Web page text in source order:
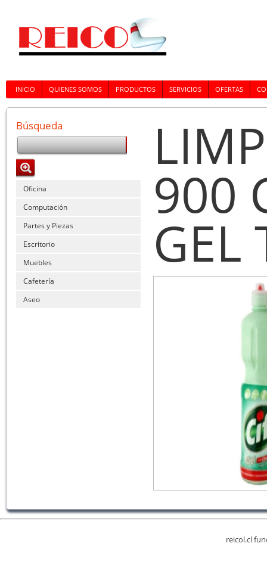
INICIO QUIENES SOMOS PRODUCTOS SERVICIOS OFERTAS
Búsqueda
Oficina
Computación
Partes y Piezas
Escritorio
Muebles
Cafetería
Aseo
900
GEL
reicol.cl